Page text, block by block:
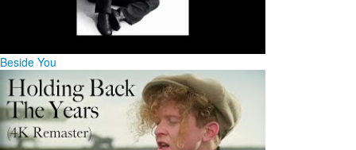
Beside You